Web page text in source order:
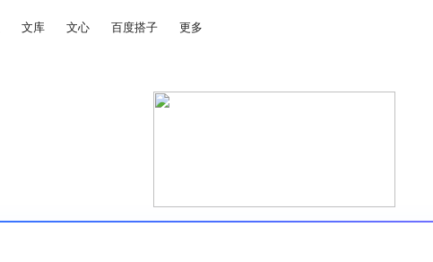
文库 文心 百度搭子 更多